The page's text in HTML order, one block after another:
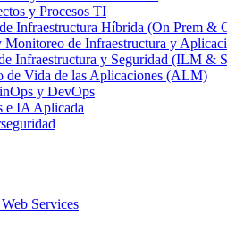
y Procesos TI
Infraestructura Híbrida (On Prem &
Monitoreo de Infraestructura y
Infraestructura y Seguridad (ILM &
de Vida de las Aplicaciones (ALM)
y DevOps
e IA Aplicada
Services